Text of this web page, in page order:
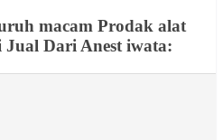
macam Prodak alat
Jual Dari Anest iwata: